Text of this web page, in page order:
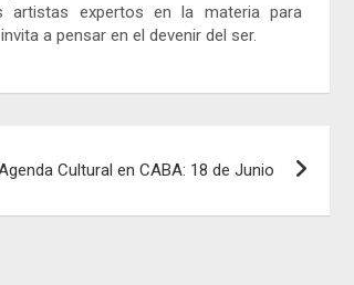
expertos en la materia para
a pensar en el devenir del ser.
Cultural en CABA: 18 de Junio